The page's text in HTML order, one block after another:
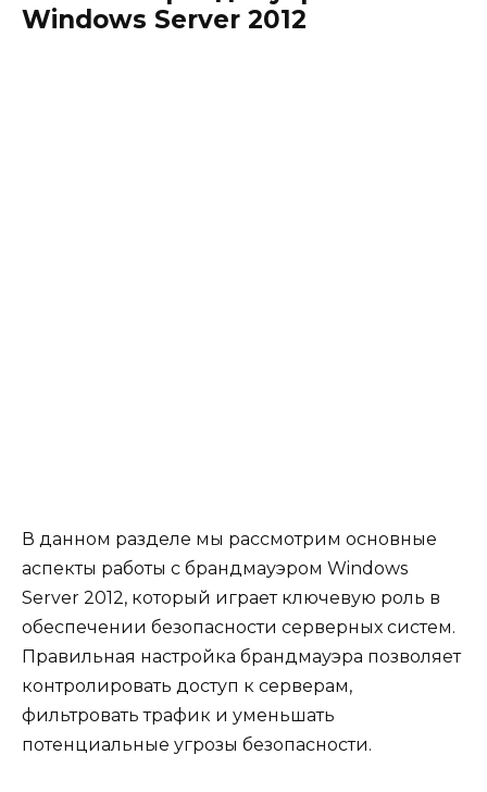
Windows Server 2012
В данном разделе мы рассмотрим основные
аспекты работы с брандмауэром Windows
Server 2012, который играет ключевую роль в
обеспечении безопасности серверных систем.
Правильная настройка брандмауэра позволяет
контролировать доступ к серверам,
фильтровать трафик и уменьшать
потенциальные угрозы безопасности.